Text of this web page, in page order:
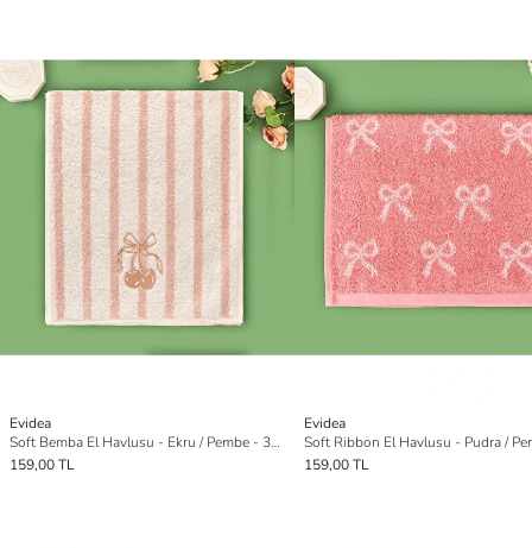
Evidea
Soft Bemba El Havlusu - Ekru / Pembe - 30x50 cm
159,00 TL
Evidea
159,00 TL